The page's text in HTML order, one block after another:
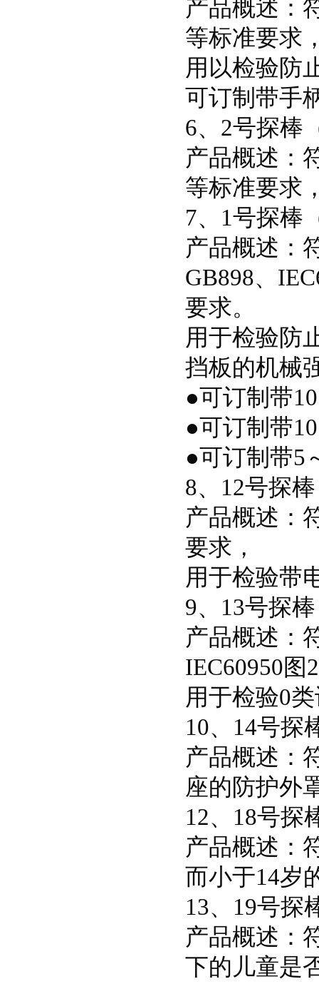
产品概述：
等标准要求
用以检验防
可订制带手
6、2号探棒
产品概述：
等标准要求
7、1号探棒
产品概述：
GB898、
要求。
用于检验防
挡板的机械
●可订制带
●可订制带
●可订制带5
8、12号探
产品概述：
要求，
用于检验带
9、13号探
产品概述：
IEC60950图
用于检验0
10、14号探
产品概述：
座的防护外
12、18号探
产品概述：
而小于14岁
13、19号探
产品概述：
下的儿童是